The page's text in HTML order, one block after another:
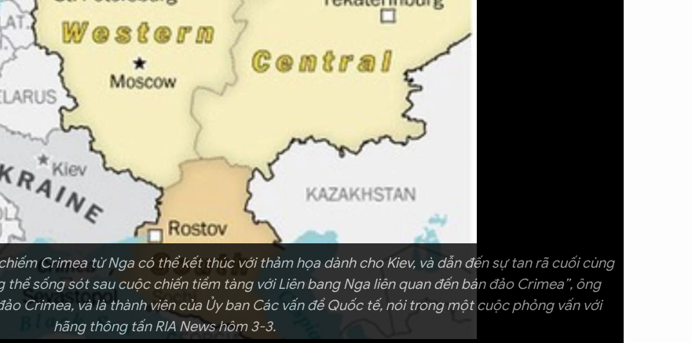
- GIẢI TRÍ
Ở HÀ NỘI
LONGFORM
INFOGRAPHIC
LỊCH VẠN SỰ
Crimea từ Nga có thể kết thúc với thảm họa dành cho Kiev, và dẫn đến sự tan rã cuối cùng
thể sống sót sau cuộc chiến tiềm tàng với Liên bang Nga liên quan đến bán đảo Crimea”, ông
Crimea, và là thành viên của Ủy ban Các vấn đề Quốc tế, nói trong một cuộc phỏng vấn với
hãng thông tấn RIA News hôm 3-3.